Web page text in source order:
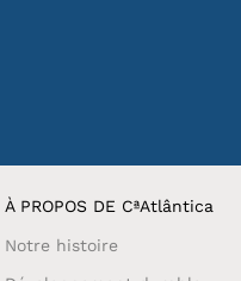
À PROPOS DE CªAtlântica
Notre histoire